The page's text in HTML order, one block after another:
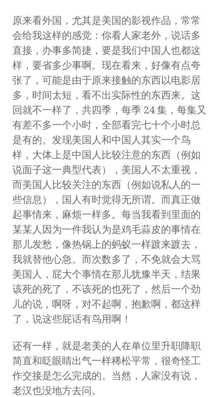
原来看外国，尤其是美国的影视作品，常常
会给我这样的感觉：你看人家老外，说话多
直接，办事多简捷，要是我们中国人也都这
样，要省多少事啊。现在看来，好像有点夸
张了，可能是由于原来接触的东西以电影居
多，时间太短，看不出实际性的东西来。这
回就不一样了，共四季，每季 24 集，每集又
有差不多一个小时，全部看完七十个小时总
是有的。发现美国人和中国人其实一个鸟
样，大体上是中国人比较注意的东西（例如
说面子这一典型代表），美国人不太重视，
而美国人比较关注的东西（例如说私人的一
些信息），国人有时觉得无所谓。而真正做
起事情来，麻烦一样多。每当我看到里面的
某某人因为一件我认为是鸡毛蒜皮的事情在
那儿发愁，像热锅上的蚂蚁一样踱来踱去，
我就替他心急。而次数多了，不免就会大骂
美国人，屁大个事情在那儿犹豫半天，结果
该死的死了，不该死的也死了，然后一个劲
儿的说，啊呀，对不起啊，抱歉啊，都这样
了，说这些屁话有鸟用啊！
还有一样，就是老美的人在单位里升职降职
简直和眨眼睛出气一样稀松平常，很奇怪工
作交接是怎么完成的。当然，人家没有说，
老汉也没地方去问。